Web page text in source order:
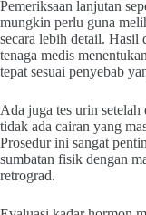
Pemeriksaan lanjutan
mungkin perlu guna
secara lebih detail. Hasil
tenaga medis
tepat sesuai penyebab
Ada juga tes urin
tidak ada cairan yang
Prosedur ini sangat
sumbatan fisik dengan
retrograd.